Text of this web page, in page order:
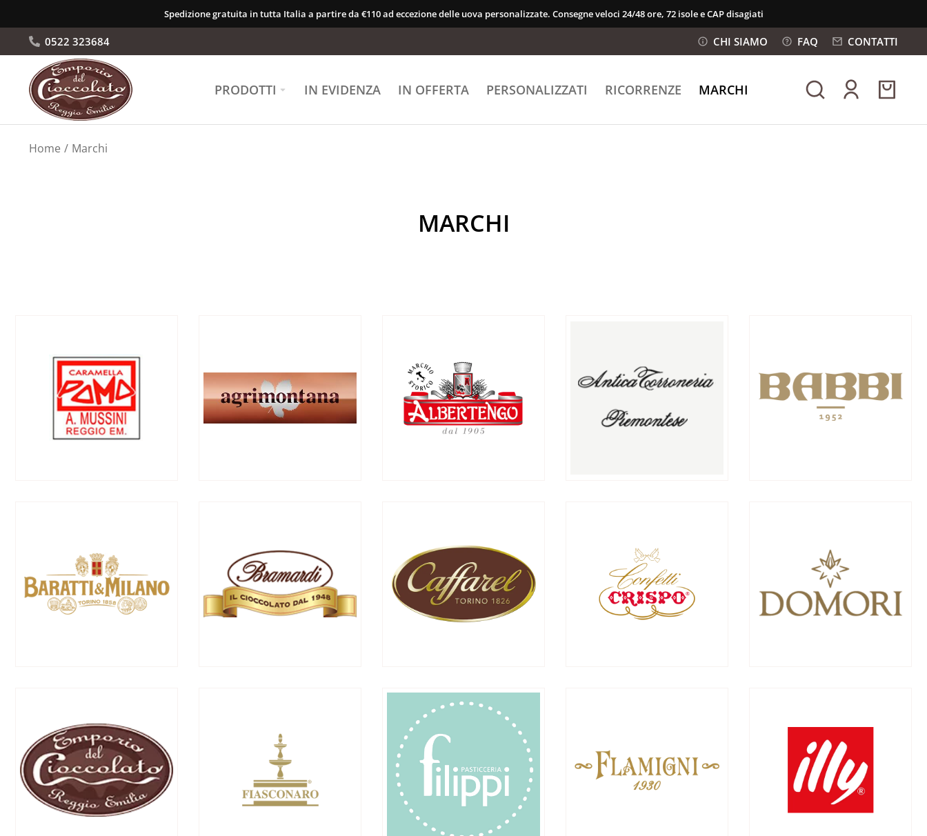
Spedizione gratuita in tutta Italia a partire da €110 ad eccezione delle uova personalizzate. Consegne veloci 24/48 ore, 72 isole e CAP disagiati
0522 323684 CHI SIAMO FAQ CONTATTI
PRODOTTI IN EVIDENZA IN OFFERTA PERSONALIZZATI RICORRENZE MARCHI
Tu sei qui:
Home Marchi
MARCHI